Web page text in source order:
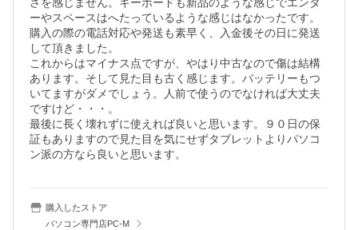
ーやスペースはへたっているような感じはなかったです。
購入の際の電話対応や発送も素早く、入金後その日に発送
して頂きました。
これからはマイナス点ですが、やはり中古なので傷は結構
あります。そして見た目も古く感じます。バッテリーもつ
いてますがダメでしょう。人前で使うのでなければ大丈夫
ですけど・・・。
最後に長く壊れずに使えれば良いと思います。９０日の保
証もありますので見た目を気にせずタブレットよりパソコ
ン派の方なら良いと思います。
購入したストア
パソコン専門店PC-M